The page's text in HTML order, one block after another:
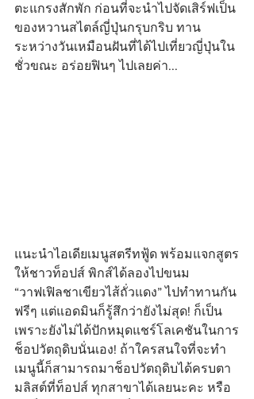
ตะแกรงสักพัก ก่อนที่จะนำไปจัดเสิร์ฟเป็น
ของหวานสไตล์ญี่ปุ่นกรุบกริบ ทาน
ระหว่างวันเหมือนฝันที่ได้ไปเที่ยวญี่ปุ่นใน
ชั่วขณะ อร่อยฟินๆ ไปเลยค่า...
แนะนำไอเดียเมนูสตรีทฟู้ด พร้อมแจกสูตร
ให้ชาวท็อปส์ พิกส์ได้ลองไปขนม
“วาฟเฟิลชาเขียวไส้ถั่วแดง” ไปทำทานกัน
ฟรีๆ แต่แอดมินก็รู้สึกว่ายังไม่สุด! ก็เป็น
เพราะยังไม่ได้ปักหมุดแชร์โลเคชันในการ
ช็อปวัตถุดิบนั่นเอง! ถ้าใครสนใจที่จะทำ
เมนูนี้ก็สามารถมาช็อปวัตถุดิบได้ครบตา
มลิสต์ที่ท็อปส์ ทุกสาขาได้เลยนะคะ หรือ